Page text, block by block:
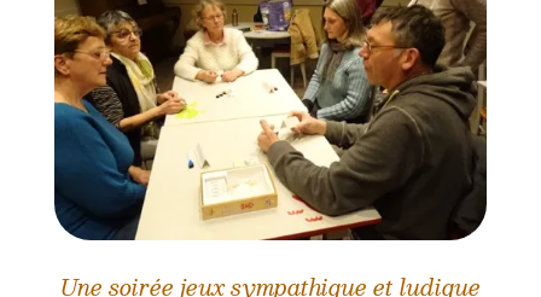
Une soirée jeux sympathique et ludique